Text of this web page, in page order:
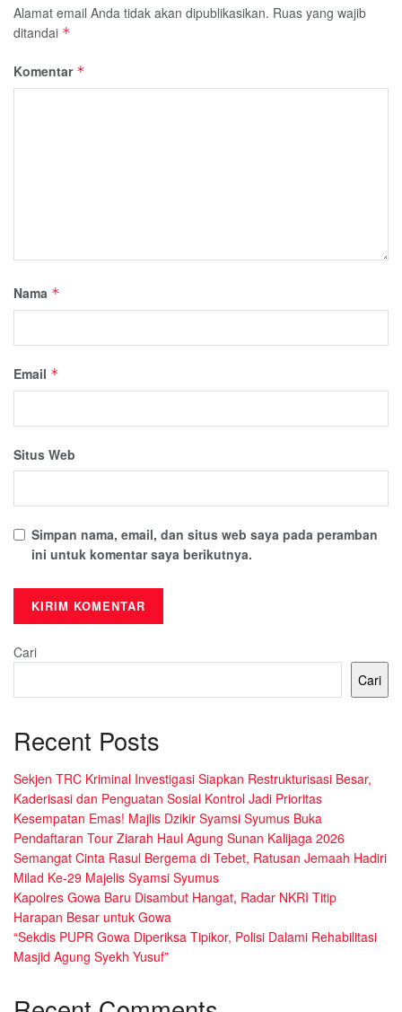
Alamat email Anda tidak akan dipublikasikan. Ruas yang wajib
ditandai *
Komentar *
Nama *
Email *
Situs Web
Simpan nama, email, dan situs web saya pada peramban
ini untuk komentar saya berikutnya.
Cari
Cari
Recent Posts
Sekjen TRC Kriminal Investigasi Siapkan Restrukturisasi Besar,
Kaderisasi dan Penguatan Sosial Kontrol Jadi Prioritas
Kesempatan Emas! Majlis Dzikir Syamsi Syumus Buka
Pendaftaran Tour Ziarah Haul Agung Sunan Kalijaga 2026
Semangat Cinta Rasul Bergema di Tebet, Ratusan Jemaah Hadiri
Milad Ke-29 Majelis Syamsi Syumus
Kapolres Gowa Baru Disambut Hangat, Radar NKRI Titip
Harapan Besar untuk Gowa
“Sekdis PUPR Gowa Diperiksa Tipikor, Polisi Dalami Rehabilitasi
Masjid Agung Syekh Yusuf”